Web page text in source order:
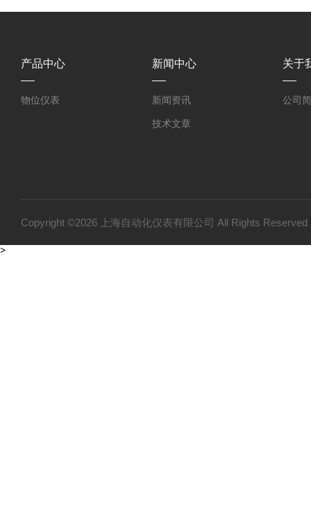
产品中心
物位仪表
新闻中心
新闻资讯
技术文章
关于
公司
Copyright ©2026 上海自动化仪表有限公司 All Rights
>